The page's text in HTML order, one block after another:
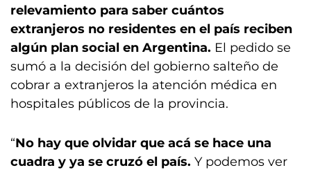
relevamiento para saber cuántos
extranjeros no residentes en el país reciben
algún plan social en Argentina. El pedido se
sumó a la decisión del gobierno salteño de
cobrar a extranjeros la atención médica en
hospitales públicos de la provincia.
“No hay que olvidar que acá se hace una
cuadra y ya se cruzó el país. Y podemos ver